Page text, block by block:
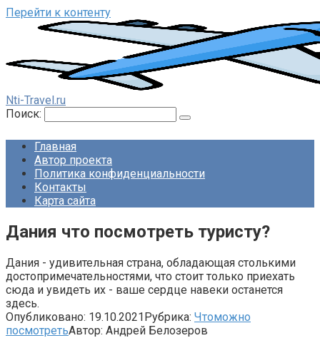
Перейти к контенту
Nti-Travel.ru
Поиск:
Главная
Автор проекта
Политика конфиденциальности
Контакты
Карта сайта
Дания что посмотреть туристу?
Дания - удивительная страна, обладающая столькими
достопримечательностями, что стоит только приехать
сюда и увидеть их - ваше сердце навеки останется
здесь.
Опубликовано: 19.10.2021Рубрика: Чтоможно
посмотретьАвтор: Андрей Белозеров